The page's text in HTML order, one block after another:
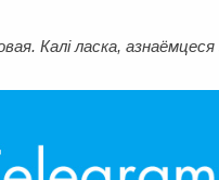
Калі ласка, азнаёмцеся